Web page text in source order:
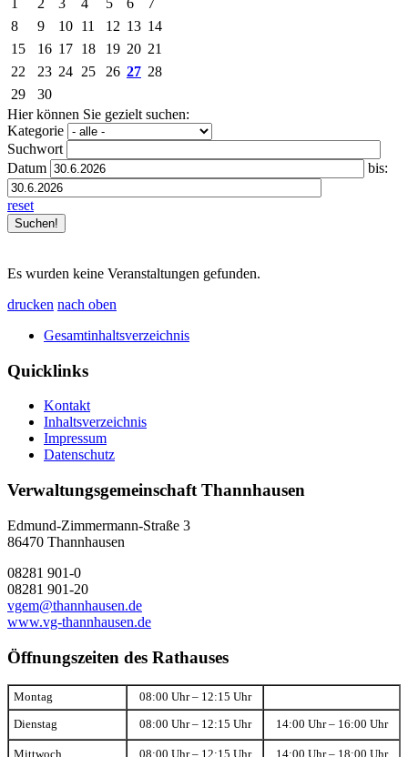
1
2 3 4 5 6
7
8
9 10 11 12 13 14
15
16 17 18 19 20 21
22
23 24 25 26 27 28
29
30
Hier können Sie gezielt suchen:
Kategorie
Suchwort
Datum
bis:
reset
Es wurden keine Veranstaltungen gefunden.
drucken nach oben
Gesamtinhaltsverzeichnis
Quicklinks
Kontakt
Inhaltsverzeichnis
Impressum
Datenschutz
Verwaltungsgemeinschaft Thannhausen
Edmund-Zimmermann-Straße 3
86470 Thannhausen
08281 901-0
08281 901-20
vgem@thannhausen.de
www.vg-thannhausen.de
Öffnungszeiten des Rathauses
Montag 08:00 Uhr – 12:15 Uhr
Dienstag 08:00 Uhr – 12:15 Uhr 14:00 Uhr – 16:00 Uhr